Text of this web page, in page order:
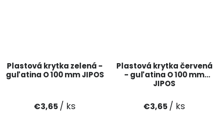
Plastová krytka zelená -
guľatina O 100 mm JIPOS
€3,65 / ks
Plastová krytka červená
- guľatina O 100 mm
JIPOS
€3,65 / ks